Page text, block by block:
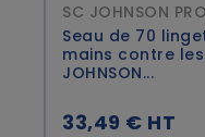
SC JOHNSON
Seau de 70
mains contre
JOHNSON...
33,49 € HT